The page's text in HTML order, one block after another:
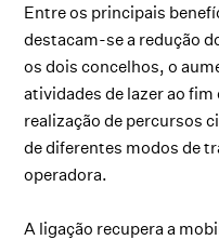
Entre os principais
destacam-se a redução
os dois concelhos, o
atividades de lazer ao fim
realização de percursos
de diferentes modos de
operadora.
A ligação recupera a